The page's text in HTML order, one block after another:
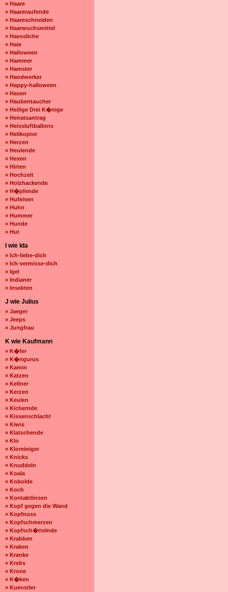
» Haare
» Haareraufende
» Haareschneiden
» Haarwuchsmittel
» Haessliche
» Haie
» Halloween
» Hammer
» Hamster
» Handwerker
» Happy-halloween
» Hasen
» Haubentaucher
» Heilige Drei K�nige
» Heiratsantrag
» Heissluftballons
» Helikopter
» Herzen
» Heulende
» Hexen
» Hirten
» Hochzeit
» Holzhackende
» H�pfende
» Hufeisen
» Huhn
» Hummer
» Hunde
» Hut
I wie Ida
» Ich-liebe-dich
» Ich-vermisse-dich
» Igel
» Indianer
» Insekten
J wie Julius
» Jaeger
» Jeeps
» Jungfrau
K wie Kaufmann
» K�fer
» K�ngurus
» Kamin
» Katzen
» Kellner
» Kerzen
» Keulen
» Kichernde
» Kissenschlacht
» Kiwis
» Klatschende
» Klo
» Kloreiniger
» Knicks
» Knuddeln
» Koala
» Kobolde
» Koch
» Kontaktlinsen
» Kopf gegen die Wand
» Kopfnuss
» Kopfschmerzen
» Kopfsch�ttelnde
» Krabben
» Kraken
» Kranke
» Krebs
» Krone
» K�ken
» Kuenstler